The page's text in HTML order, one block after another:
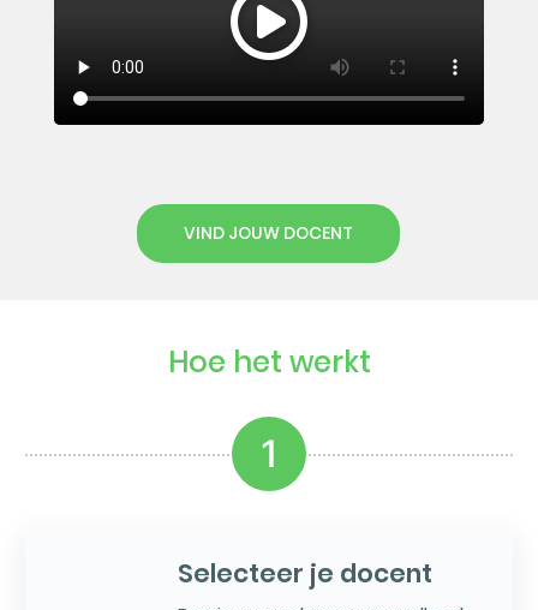
VIND JOUW DOCENT
Hoe het werkt
1
Selecteer je docent